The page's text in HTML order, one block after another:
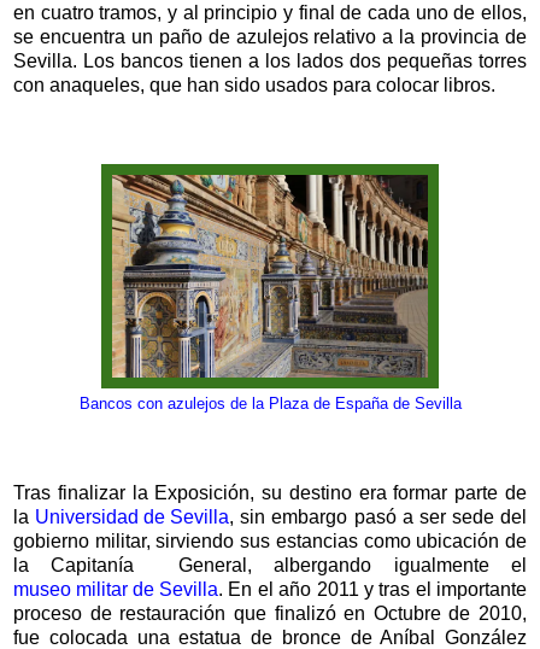
en cuatro tramos, y al principio y final de cada uno de ellos,
se encuentra un paño de azulejos relativo a la provincia de
Sevilla. Los bancos tienen a los lados dos pequeñas torres
con anaqueles, que han sido usados para colocar libros.
Bancos con azulejos de la Plaza de España de Sevilla
Tras finalizar la Exposición, su destino era formar parte de
la Universidad de Sevilla, sin embargo pasó a ser sede del
gobierno militar, sirviendo sus estancias como ubicación de
la Capitanía General, albergando igualmente el
museo militar de Sevilla. En el año 2011 y tras el importante
proceso de restauración que finalizó en Octubre de 2010,
fue colocada una estatua de bronce de Aníbal González